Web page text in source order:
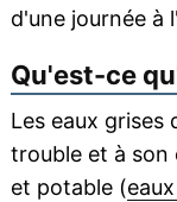
d'une journée à
Qu'est-ce
Les eaux grises
trouble et à son
et potable (